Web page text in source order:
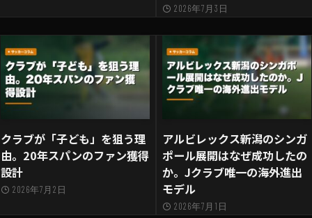
2026年7月3日
クラブが「子ども」を狙う理
由。20年スパンのファン獲得
設計
2026年7月2日
アルビレックス新潟のシンガ
ポール展開はなぜ成功したの
か。Jクラブ唯一の海外進出
モデル
2026年7月1日